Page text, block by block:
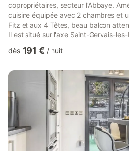
copropriétaires, secteur l’Abbaye.
cuisine équipée avec 2 chambres et
Fitz et aux 4 Têtes, beau balcon
Il est situé sur l'axe Saint-Gervais-les-
de ski des Contamines Montjoie, Saint
et de toilette n'est pas fourni. Il est
blanchisserie)Soit 12€ / personne
dès 191 € / nuit